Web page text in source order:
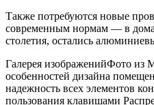
Также потребуются новые
современным нормам — в
столетия, остались
Галерея изображенийФото из
особенностей дизайна
надежность всех элементов
пользования клавишами